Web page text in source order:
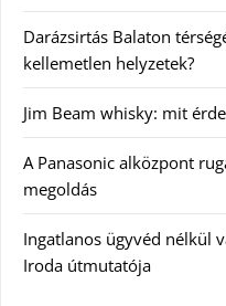
Darázsirtás Balaton
kellemetlen helyzetek?
Jim Beam whisky: mit
A Panasonic alközpont
megoldás
Ingatlanos ügyvéd nélkül
Iroda útmutatója